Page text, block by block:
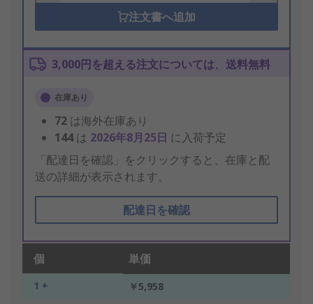
注文書へ追加
3,000円を超える注文については、送料無料
在庫あり
72 は海外在庫あり
144は 2026年8月25日 に入荷予定
「配達日を確認」をクリックすると、在庫と配
送の詳細が表示されます。
配達日を確認
個 単価
1 + ￥5,958